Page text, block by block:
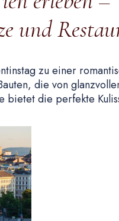
und
zu einer
die von
die perfekte